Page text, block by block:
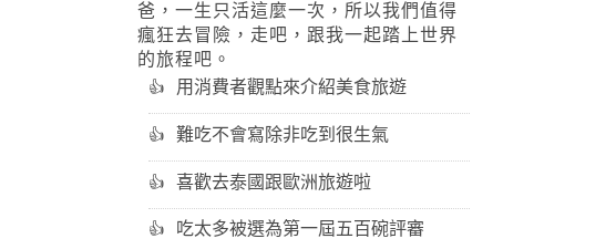
爸，一生只活這麼一次，所以我們值得
瘋狂去冒險，走吧，跟我一起踏上世界
的旅程吧。
用消費者觀點來介紹美食旅遊
難吃不會寫除非吃到很生氣
喜歡去泰國跟歐洲旅遊啦
吃太多被選為第一屆五百碗評審